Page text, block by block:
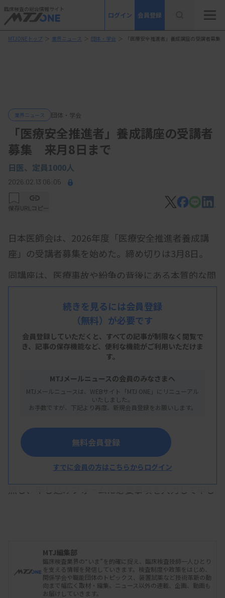
臨床検査の総合情報サイト
ログイン 会員登録
MTJONEトップ ＞ 業界ニュース ＞ 団体・学会 ＞ 「医療安全推進者」養成講座の受講者募
業界ニュース 団体・学会
「医療安全推進者」養成講座の受講者
募集 来月8日まで
日医、定員1000人
2026.02.13 06:05
保存URLコピー
日本医師会は、2026年度「医療安全推進者養成講
座」の受講者募集を始めた。締め切りは3月8日。
同講座は、医療事故や紛争の背後にある本質的な問
題にアプローチできる人材を育成・養成するのが目
的。4月からの1年間、学習専用サイトに月1回のペ
ースで掲載されるテキストと演習問題を中心とした
eラーニング形式の通信制講座を受講する。対象
は、医療機関や福祉関連施設の職員、都道府県医師
予定する教育カリキュラムは、「医療安全対策概
論」「事故防止職場環境論」など。要件を満たした
定員1000人。年間受講料（税込み）は日医会員が3
万3000円、非会員が5万5000円。日医ホームページ
医療安全推進者養成講座案内」の募集要項を参
照し、申し込みフォームに必要事項を入力して申し
続きを見るには会員登録
（無料）が必要です
会員登録していただくと、すべての記事が制限なく閲覧で
き、 記事の保存機能など、便利な機能がご利用いただけま
す。
MTJメールニュースの会員のみなさまへ
MTJメールニュースは、WEBサイト「MTJ ONE」にリニューアル
いたしました。
お手数ですが、下記より再度、新規会員登録をお願いします。
無料会員登録
すでに会員の方はこちらからログイン
MTJ編集部
臨床検査業界の“いま”を的確に捉え、臨床検査技師一人ひとり
を支える情報を発信していきます。検査制度や政策をはじめ、
関係学会や職能団体のトピックス、装置試薬など技術革新の動
向まで幅広く取材・編集。ニュース以外の連載、企画、動画も
お届けしていきます。